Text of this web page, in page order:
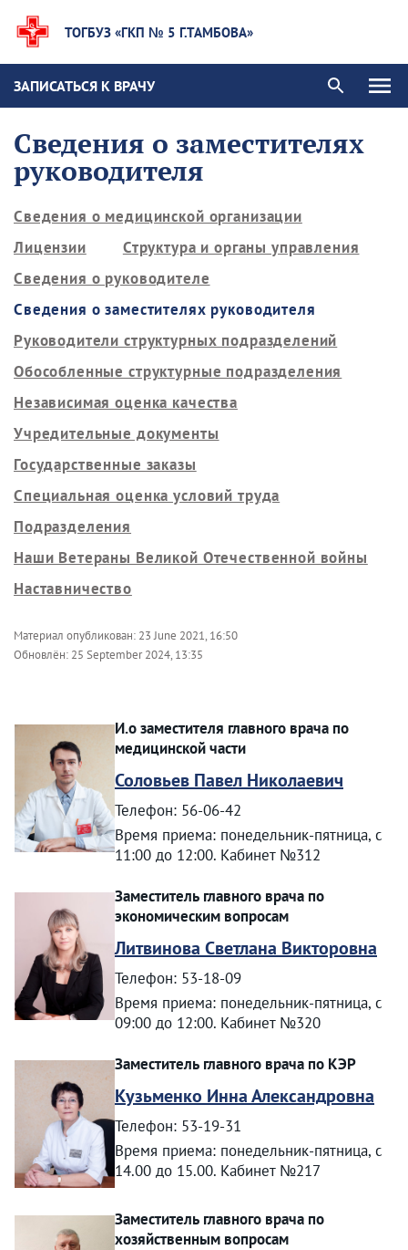
ТОГБУЗ «ГКП № 5 Г.ТАМБОВА»
ЗАПИСАТЬСЯ К ВРАЧУ
Сведения о заместителях
руководителя
Сведения о медицинской организации
Лицензии
Структура и органы управления
Сведения о руководителе
Сведения о заместителях руководителя
Руководители структурных подразделений
Обособленные структурные подразделения
Независимая оценка качества
Учредительные документы
Государственные заказы
Специальная оценка условий труда
Подразделения
Наши Ветераны Великой Отечественной войны
Наставничество
Материал опубликован: 23 June 2021, 16:50
Обновлён: 25 September 2024, 13:35
И.о заместителя главного врача по
медицинской части
Соловьев Павел Николаевич
Телефон: 56-06-42
Время приема: понедельник-пятница, с
11:00 до 12:00. Кабинет №312
Заместитель главного врача по
экономическим вопросам
Литвинова Светлана Викторовна
Телефон: 53-18-09
Время приема: понедельник-пятница, с
09:00 до 12:00. Кабинет №320
Заместитель главного врача по КЭР
Кузьменко Инна Александровна
Телефон: 53-19-31
Время приема: понедельник-пятница, с
14.00 до 15.00. Кабинет №217
Заместитель главного врача по
хозяйственным вопросам